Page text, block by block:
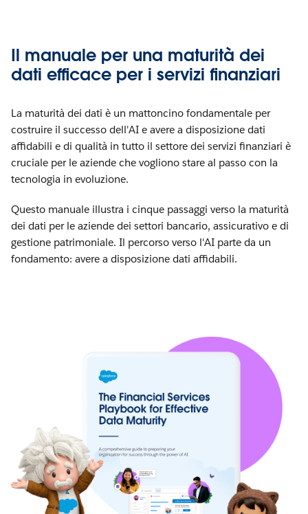
Il manuale per una maturità dei
dati efficace per i servizi finanziari
La maturità dei dati è un mattoncino fondamentale per
costruire il successo dell'AI e avere a disposizione dati
affidabili e di qualità in tutto il settore dei servizi finanziari è
cruciale per le aziende che vogliono stare al passo con la
tecnologia in evoluzione.
Questo manuale illustra i cinque passaggi verso la maturità
dei dati per le aziende dei settori bancario, assicurativo e di
gestione patrimoniale. Il percorso verso l'AI parte da un
fondamento: avere a disposizione dati affidabili.